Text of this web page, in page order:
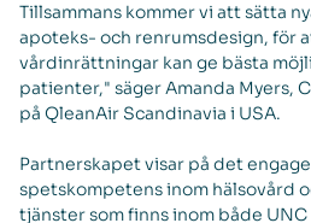
Tillsammans kommer vi att sätta
apoteks- och renrumsdesign, för
vårdinrättningar kan ge bästa
patienter," säger Amanda Myers,
på QleanAir Scandinavia i USA.
Partnerskapet visar på det
spetskompetens inom hälsovård
tjänster som finns inom både